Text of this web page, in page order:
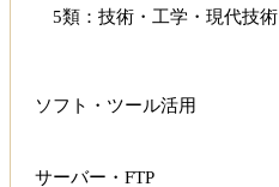
5類：技術・工学・現代技術
ソフト・ツール活用
サーバー・FTP